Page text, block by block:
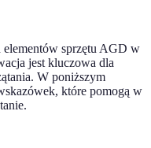
elementów sprzętu AGD w
jest kluczowa dla
W poniższym
które pomogą w